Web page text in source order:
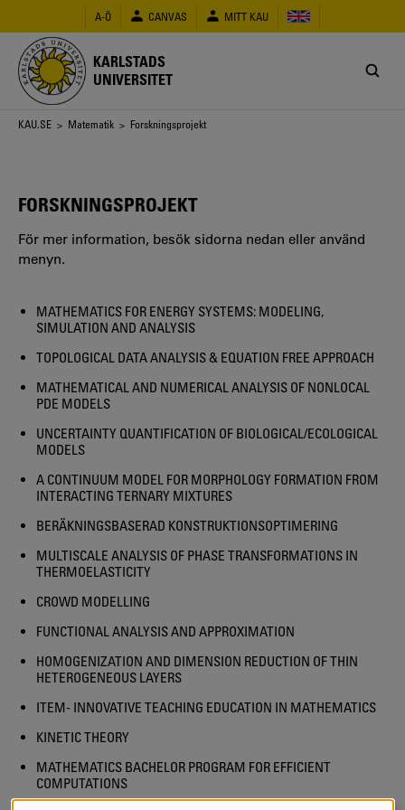
huvudinnehåll
A-Ö CANVAS MITT KAU
KARLSTADS
UNIVERSITET
Länkstig
KAU.SE > Matematik > Forskningsprojekt
FORSKNINGSPROJEKT
För mer information, besök sidorna nedan eller använd
menyn.
MATHEMATICS FOR ENERGY SYSTEMS: MODELING,
SIMULATION AND ANALYSIS
TOPOLOGICAL DATA ANALYSIS & EQUATION FREE APPROACH
MATHEMATICAL AND NUMERICAL ANALYSIS OF NONLOCAL
PDE MODELS
UNCERTAINTY QUANTIFICATION OF BIOLOGICAL/ECOLOGICAL
MODELS
A CONTINUUM MODEL FOR MORPHOLOGY FORMATION FROM
INTERACTING TERNARY MIXTURES
BERÄKNINGSBASERAD KONSTRUKTIONSOPTIMERING
MULTISCALE ANALYSIS OF PHASE TRANSFORMATIONS IN
THERMOELASTICITY
CROWD MODELLING
FUNCTIONAL ANALYSIS AND APPROXIMATION
HOMOGENIZATION AND DIMENSION REDUCTION OF THIN
HETEROGENEOUS LAYERS
ITEM- INNOVATIVE TEACHING EDUCATION IN MATHEMATICS
KINETIC THEORY
MATHEMATICS BACHELOR PROGRAM FOR EFFICIENT
COMPUTATIONS